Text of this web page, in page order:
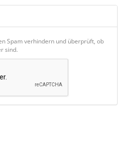
Spam verhindern und überprüft, ob
sind.